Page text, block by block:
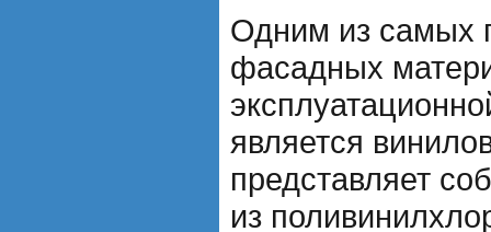
Одним из самых
фасадных
является
представляет
из